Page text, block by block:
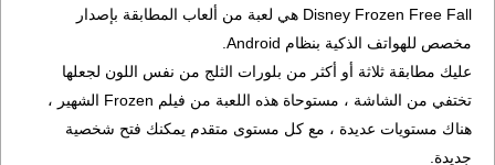
Disney Frozen Free Fall هي لعبة من ألعاب المطابقة بإصدار
مخصص للهواتف الذكية بنظام Android.
عليك مطابقة ثلاثة أو أكثر من بلورات الثلج من نفس اللون لجعلها
تختفي من الشاشة ، مستوحاة هذه اللعبة من فيلم Frozen الشهير ،
هناك مستويات عديدة ، مع كل مستوى متقدم يمكنك فتح شخصية
جديدة.